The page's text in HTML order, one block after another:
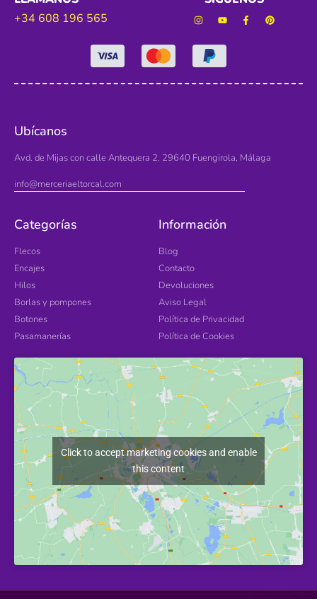
+34 608 196 565
Ubícanos
Avd. de Mijas con calle Antequera 2. 29640 Fuengirola, Málaga
info@merceriaeltorcal.com
Categorías
Flecos
Encajes
Hilos
Borlas y pompones
Botones
Pasamanerías
Información
Blog
Contacto
Devoluciones
Aviso Legal
Política de Privacidad
Política de Cookies
Click to accept marketing cookies and enable
this content